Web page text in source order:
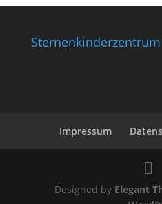
Impressum
Designed by Elegant